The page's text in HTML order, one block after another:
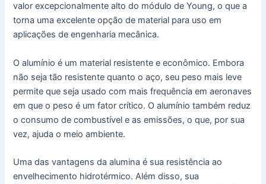
valor excepcionalmente alto do módulo de Young, o que a
torna uma excelente opção de material para uso em
aplicações de engenharia mecânica.
O alumínio é um material resistente e econômico. Embora
não seja tão resistente quanto o aço, seu peso mais leve
permite que seja usado com mais frequência em aeronaves
em que o peso é um fator crítico. O alumínio também reduz
o consumo de combustível e as emissões, o que, por sua
vez, ajuda o meio ambiente.
Uma das vantagens da alumina é sua resistência ao
envelhecimento hidrotérmico. Além disso, sua